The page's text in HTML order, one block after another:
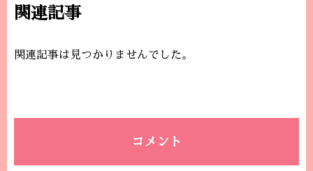
関連記事
関連記事は見つかりませんでした。
コメント